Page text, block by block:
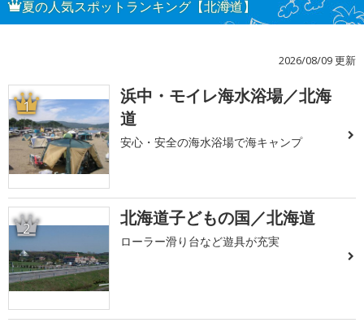
夏の人気スポットランキング【北海道】
2026/08/09 更新
1
浜中・モイレ海水浴場／北海
道
安心・安全の海水浴場で海キャンプ
2 北海道子どもの国／北海道
ローラー滑り台など遊具が充実